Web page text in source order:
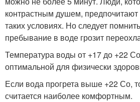
контрастным душем,
таких условиях. Но следует
пребывание в воде грозит
Температура воды от +17 до +22 Со
оптимальной для физически
Если вода прогрета выше +22 Со,
считается наиболее комфортным.